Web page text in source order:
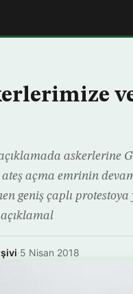
askerlerine
ateş açma emrinin
geniş çaplı
·5 Nisan 2018